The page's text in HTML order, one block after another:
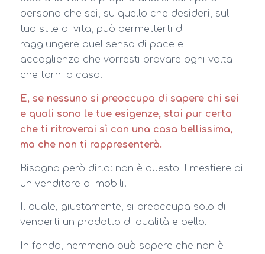
persona che sei, su quello che desideri, sul
tuo stile di vita, può permetterti di
raggiungere quel senso di pace e
accoglienza che vorresti provare ogni volta
che torni a casa.
E, se nessuno si preoccupa di sapere chi sei
e quali sono le tue esigenze, stai pur certa
che ti ritroverai sì con una casa bellissima,
ma che non ti rappresenterà.
Bisogna però dirlo: non è questo il mestiere di
un venditore di mobili.
Il quale, giustamente, si preoccupa solo di
venderti un prodotto di qualità e bello.
In fondo, nemmeno può sapere che non è